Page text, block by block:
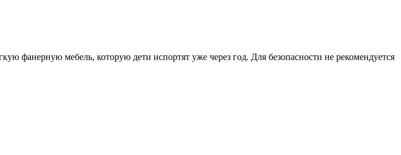
фанерную мебель, которую дети испортят уже через год. Для безопасности не рекомендуется